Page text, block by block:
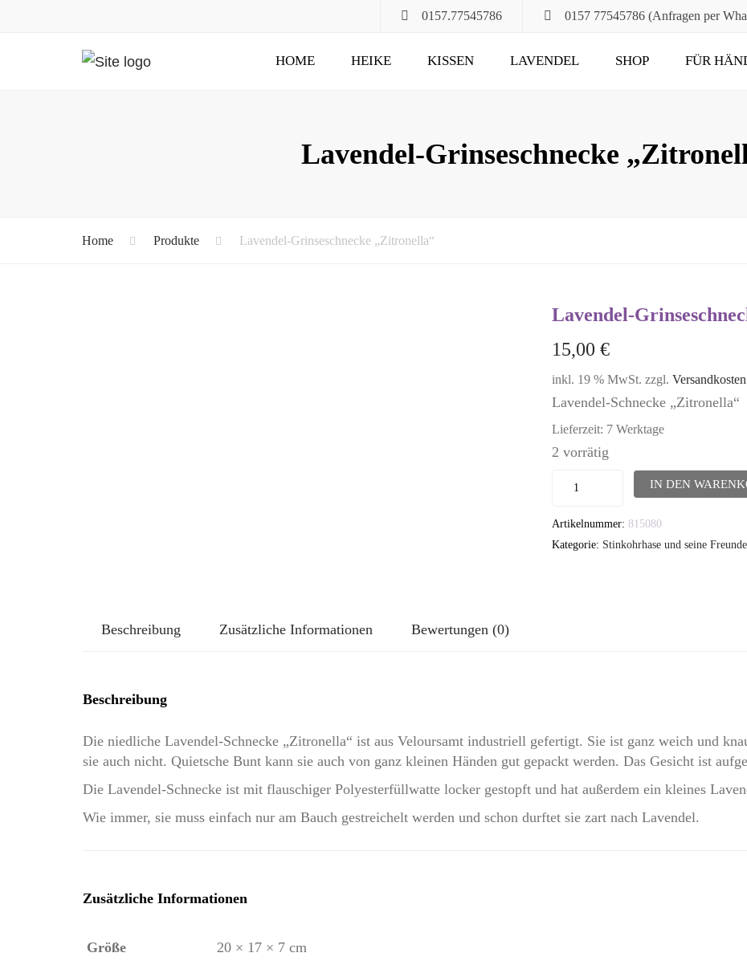
0157.77545786 0157 77545786 (Anfragen per
HOME HEIKE KISSEN
MAXIMA
LAVENDEL
FÜR MUND, HALS
SHOP FÜR
Lavendel-Grinseschnecke
Home Produkte Lavendel-Grinseschnecke „Zitronella“
Lavendel-
15,00 €
inkl. 19 % MwSt. zzgl. Versandkosten
Lavendel-Schnecke „Zitronella“
Lieferzeit: 7 Werktage
2 vorrätig
Lavendel-
"Zitronella"
Menge
IN DEN
Artikelnummer: 815080
Kategorie: Stinkohrhase und seine Freunde
Beschreibung Zusätzliche Informationen Bewertungen (0)
Beschreibung
Die niedliche Lavendel-Schnecke „Zitronella“ ist aus Veloursamt industriell gefertigt. Sie ist ganz weich und
sie auch nicht. Quietsche Bunt kann sie auch von ganz kleinen Händen gut gepackt werden. Das Gesicht ist
Die Lavendel-Schnecke ist mit flauschiger Polyesterfüllwatte locker gestopft und hat außerdem ein kleines
Wie immer, sie muss einfach nur am Bauch gestreichelt werden und schon durftet sie zart nach Lavendel.
Zusätzliche Informationen
Größe 20 × 17 × 7 cm